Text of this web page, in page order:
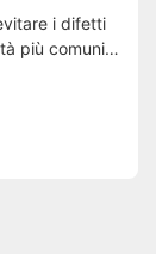
i difetti
più comuni